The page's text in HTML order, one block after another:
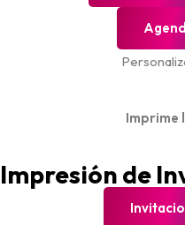
Imprime
Impresión de